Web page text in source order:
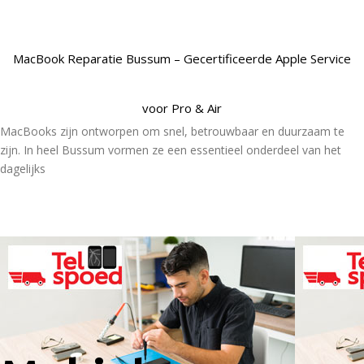
MacBook Reparatie Bussum – Gecertificeerde Apple Service
voor Pro & Air
MacBooks zijn ontworpen om snel, betrouwbaar en duurzaam te
zijn. In heel Bussum vormen ze een essentieel onderdeel van het
dagelijks